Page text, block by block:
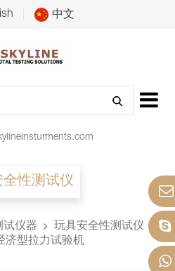
中文
全性测试仪
试仪器
玩具安全性测试仪
济型拉力试验机